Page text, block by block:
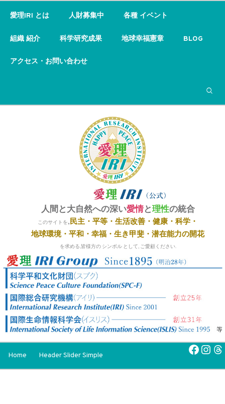
愛理IRI とは 人財募集中 各種 イベント
組織 紹介 科学研究成果 地球幸福憲章 BLOG
アクセス・お問い合わせ
人間と大自然への深い愛情と理性の統合
このサイトを,民主・平等・ 生活改善・健康・科学・
地球環境・平和・幸福・生き甲斐・ 潜在能力の開花
を求める,皆様方の シンボル として, ご愛顧ください.
Home Header Slider Simple